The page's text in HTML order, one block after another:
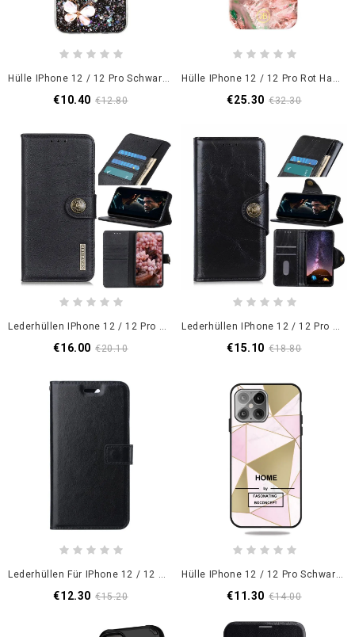
Hülle IPhone 12 / 12 Pro Schwarz 3D Schmetterlingsglitter
€10.40 €12.80
Hülle IPhone 12 / 12 Pro Rot Handyhülle Kristallreihe Kingxbar
€25.30 €32.30
Lederhüllen IPhone 12 / 12 Pro Schwarz Khazneh Kunstleder
€16.00 €20.10
Lederhüllen IPhone 12 / 12 Pro Schwarz Khazneh Glänzendes Kunstleder
€15.10 €18.80
Lederhüllen Für IPhone 12 / 12 Pro Schwarz Vintage Glänzendes Kunstleder
€12.30 €15.20
Hülle IPhone 12 / 12 Pro Schwarz Stilisierter Marmor
€11.30 €14.00